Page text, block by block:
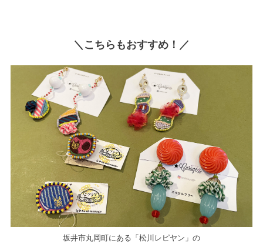
＼こちらもおすすめ！／
坂井市丸岡町にある「松川レピヤン」の